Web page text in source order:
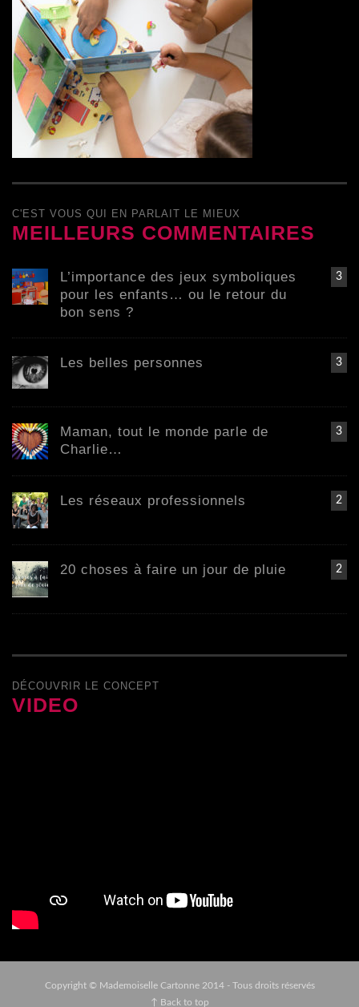
C'EST VOUS QUI EN PARLAIT LE MIEUX
MEILLEURS COMMENTAIRES
3
L’importance des jeux symboliques
pour les enfants… ou le retour du
bon sens ?
3
Les belles personnes
3
Maman, tout le monde parle de
Charlie…
2
Les réseaux professionnels
2
20 choses à faire un jour de pluie
DÉCOUVRIR LE CONCEPT
VIDEO
Copyright © Mademoiselle Cartonne 2014 - Tous droits réservés
↑ Back to top